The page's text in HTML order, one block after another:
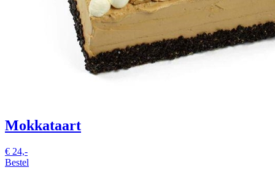
Mokkataart
€ 24,-
Bestel